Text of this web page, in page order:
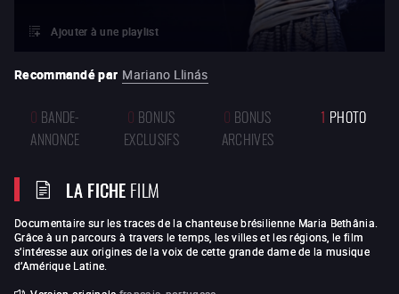
Ajouter à une playlist
Recommandé par Mariano Llinás
0 BANDE-
ANNONCE
0 BONUS
EXCLUSIFS
0 BONUS
ARCHIVES
1 PHOTO
LA FICHEFILM
Documentaire sur les traces de la chanteuse brésilienne Maria Bethânia.
Grâce à un parcours à travers le temps, les villes et les régions, le film
s’intéresse aux origines de la voix de cette grande dame de la musique
d’Amérique Latine.